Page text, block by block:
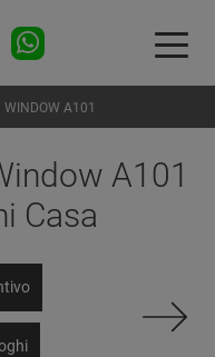
WINDOW A101
A101
Casa